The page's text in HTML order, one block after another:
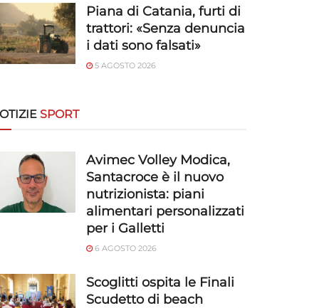
Piana di Catania, furti di
trattori: «Senza denuncia
i dati sono falsati»
5 AGOSTO 2026
SPORT
Avimec Volley Modica,
Santacroce è il nuovo
nutrizionista: piani
alimentari personalizzati
per i Galletti
6 AGOSTO 2026
Scoglitti ospita le Finali
Scudetto di beach